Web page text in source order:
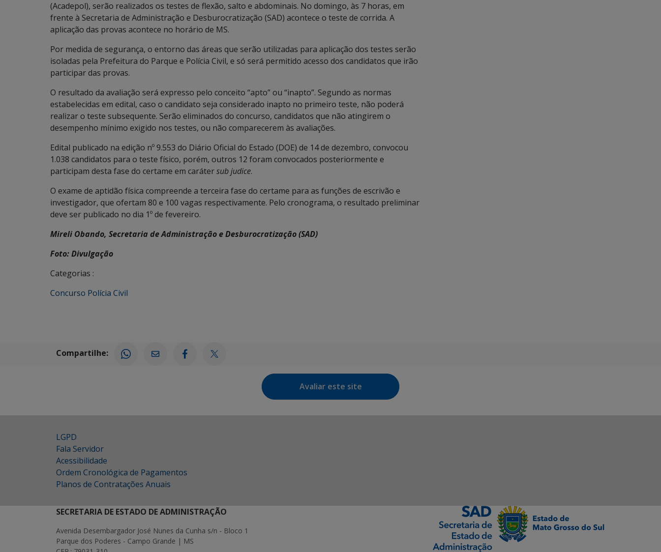
(Acadepol), serão realizados os testes de flexão, salto e abdominais. No domingo, às 7 horas, em
frente à Secretaria de Administração e Desburocratização (SAD) acontece o teste de corrida. A
aplicação das provas acontece no horário de MS.
Por medida de segurança, o entorno das áreas que serão utilizadas para aplicação dos testes serão
isoladas pela Prefeitura do Parque e Polícia Civil, e só será permitido acesso dos candidatos que irão
participar das provas.
O resultado da avaliação será expresso pelo conceito “apto” ou “inapto”. Segundo as normas
estabelecidas em edital, caso o candidato seja considerado inapto no primeiro teste, não poderá
realizar o teste subsequente. Serão eliminados do concurso, candidatos que não atingirem o
desempenho mínimo exigido nos testes, ou não comparecerem às avaliações.
Edital publicado na edição nº 9.553 do Diário Oficial do Estado (DOE) de 14 de dezembro, convocou
1.038 candidatos para o teste físico, porém, outros 12 foram convocados posteriormente e
participam desta fase do certame em carátersub judice.
O exame de aptidão física compreende a terceira fase do certame para as funções de escrivão e
investigador, que ofertam 80 e 100 vagas respectivamente. Pelo cronograma, o resultado preliminar
deve ser publicado no dia 1º de fevereiro.
Mireli Obando, Secretaria de Administração e Desburocratização (SAD)
Foto: Divulgação
Categorias :
Concurso Polícia Civil
Compartilhe:
Avaliar este site
LGPD
Fala Servidor
Acessibilidade
Ordem Cronológica de Pagamentos
Planos de Contratações Anuais
SECRETARIA DE ESTADO DE ADMINISTRAÇÃO
Avenida Desembargador José Nunes da Cunha s/n - Bloco 1
Parque dos Poderes - Campo Grande | MS